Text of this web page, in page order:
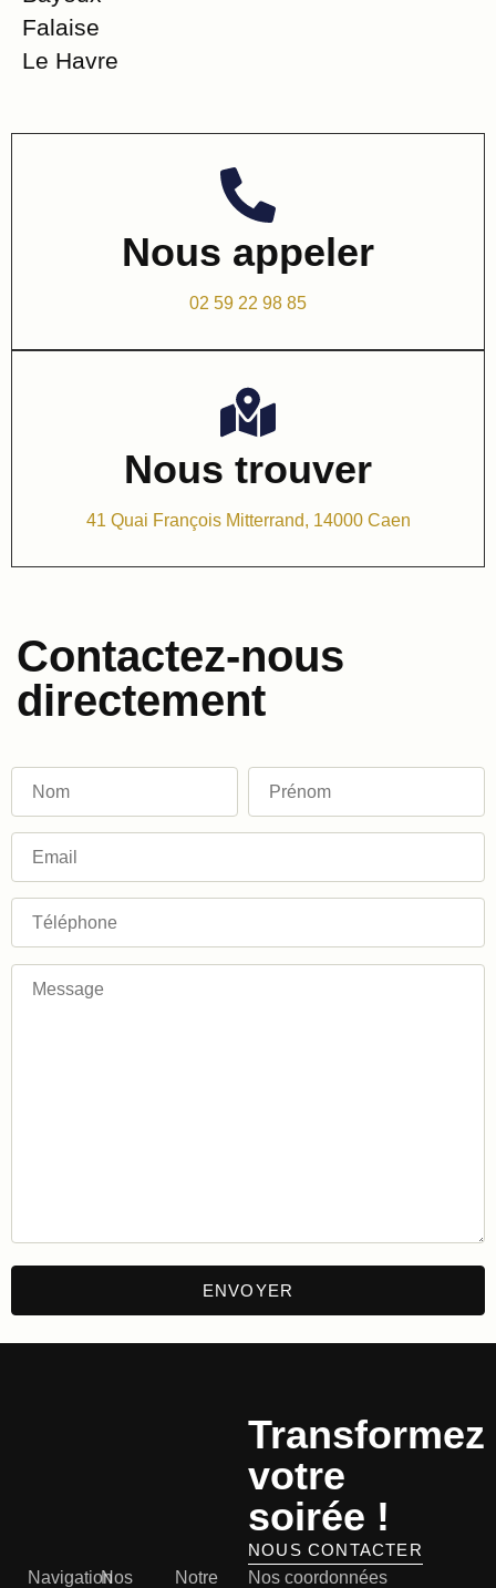
Falaise
Le Havre
Nous appeler
02 59 22 98 85
Nous trouver
41 Quai François Mitterrand, 14000 Caen
Contactez-nous
directement
Transformez
votre
soirée !
NOUS CONTACTER
NavigationNos
Notre
Nos coordonnées